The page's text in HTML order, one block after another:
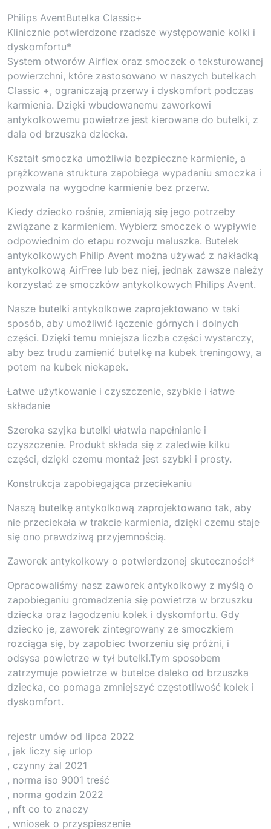
Philips AventButelka Classic+
Klinicznie potwierdzone rzadsze występowanie kolki i
dyskomfortu*
System otworów Airflex oraz smoczek o teksturowanej
powierzchni, które zastosowano w naszych butelkach
Classic +, ograniczają przerwy i dyskomfort podczas
karmienia. Dzięki wbudowanemu zaworkowi
antykolkowemu powietrze jest kierowane do butelki, z
dala od brzuszka dziecka.
Kształt smoczka umożliwia bezpieczne karmienie, a
prążkowana struktura zapobiega wypadaniu smoczka i
pozwala na wygodne karmienie bez przerw.
Kiedy dziecko rośnie, zmieniają się jego potrzeby
związane z karmieniem. Wybierz smoczek o wypływie
odpowiednim do etapu rozwoju maluszka. Butelek
antykolkowych Philip Avent można używać z nakładką
antykolkową AirFree lub bez niej, jednak zawsze należy
korzystać ze smoczków antykolkowych Philips Avent.
Nasze butelki antykolkowe zaprojektowano w taki
sposób, aby umożliwić łączenie górnych i dolnych
części. Dzięki temu mniejsza liczba części wystarczy,
aby bez trudu zamienić butelkę na kubek treningowy, a
potem na kubek niekapek.
Łatwe użytkowanie i czyszczenie, szybkie i łatwe
składanie
Szeroka szyjka butelki ułatwia napełnianie i
czyszczenie. Produkt składa się z zaledwie kilku
części, dzięki czemu montaż jest szybki i prosty.
Konstrukcja zapobiegająca przeciekaniu
Naszą butelkę antykolkową zaprojektowano tak, aby
nie przeciekała w trakcie karmienia, dzięki czemu staje
się ono prawdziwą przyjemnością.
Zaworek antykolkowy o potwierdzonej skuteczności*
Opracowaliśmy nasz zaworek antykolkowy z myślą o
zapobieganiu gromadzenia się powietrza w brzuszku
dziecka oraz łagodzeniu kolek i dyskomfortu. Gdy
dziecko je, zaworek zintegrowany ze smoczkiem
rozciąga się, by zapobiec tworzeniu się próżni, i
odsysa powietrze w tył butelki.Tym sposobem
zatrzymuje powietrze w butelce daleko od brzuszka
dziecka, co pomaga zmniejszyć częstotliwość kolek i
dyskomfort.
rejestr umów od lipca 2022
, jak liczy się urlop
, czynny żal 2021
, norma iso 9001 treść
, norma godzin 2022
, nft co to znaczy
, wniosek o przyspieszenie